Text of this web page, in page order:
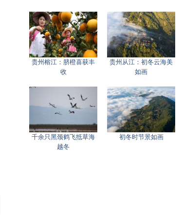
贵州榕江：脐橙喜获丰
收
贵州从江：初冬云海美
如画
千余只黑颈鹤飞抵草海
越冬
初冬时节景如画